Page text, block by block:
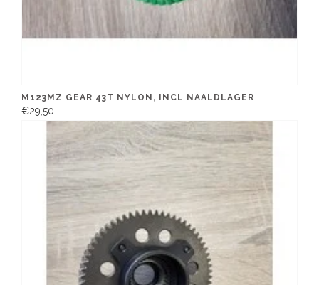
M123MZ GEAR 43T NYLON, INCL NAALDLAGER
€29,50